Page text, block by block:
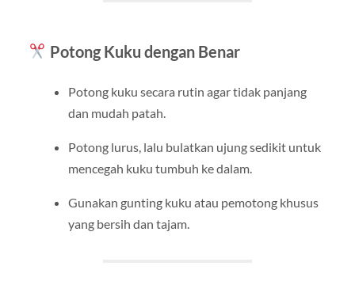
Potong Kuku dengan Benar
Potong kuku secara rutin agar tidak panjang
dan mudah patah.
Potong lurus, lalu bulatkan ujung sedikit untuk
mencegah kuku tumbuh ke dalam.
Gunakan gunting kuku atau pemotong khusus
yang bersih dan tajam.